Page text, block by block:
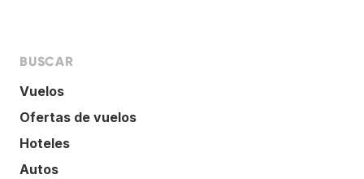
BUSCAR
Vuelos
Ofertas de vuelos
Hoteles
Autos